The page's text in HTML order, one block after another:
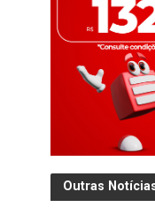
Outras